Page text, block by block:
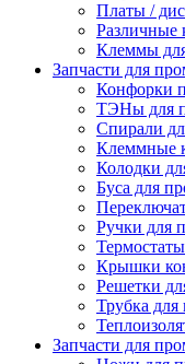
Платы /
Различные
Клеммы
Запчасти для
Конфорки
ТЭНы для
Спирали
Клеммные
Колодки
Буса для
Ручки для
Крышки
Решетки
Трубка
Запчасти для